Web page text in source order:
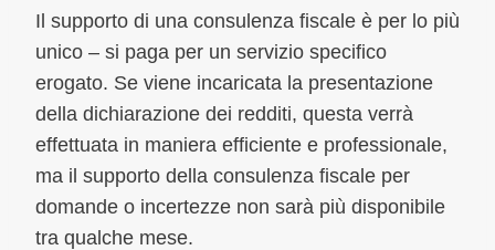
Il supporto di una consulenza fiscale è per lo più
unico – si paga per un servizio specifico
erogato. Se viene incaricata la presentazione
della dichiarazione dei redditi, questa verrà
effettuata in maniera efficiente e professionale,
ma il supporto della consulenza fiscale per
domande o incertezze non sarà più disponibile
tra qualche mese.